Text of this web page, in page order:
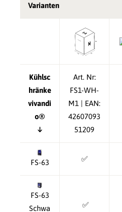
Varianten
Kühlsc
hränke
vivandi
o®
↓
Art. Nr:
FS1-WH-
M1 | EAN:
42607093
51209
FS-63 ✅
FS-63
Schwa
✅